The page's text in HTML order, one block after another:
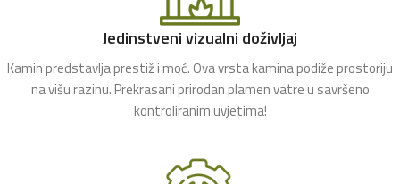
Jedinstveni vizualni doživljaj
Kamin predstavlja prestiž i moć. Ova vrsta kamina podiže prostoriju
na višu razinu. Prekrasani prirodan plamen vatre u savršeno
kontroliranim uvjetima!